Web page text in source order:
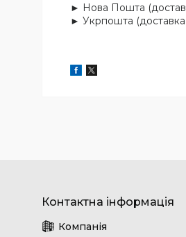
► Нова Пошта
► Укрпошта (доставка